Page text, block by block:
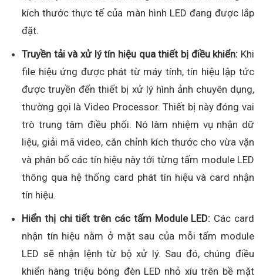
kích thước thực tế của màn hình LED đang được lắp
đặt.
Truyền tải và xử lý tín hiệu qua thiết bị điều khiển: Khi
file hiệu ứng được phát từ máy tính, tín hiệu lập tức
được truyền đến thiết bị xử lý hình ảnh chuyên dụng,
thường gọi là Video Processor. Thiết bị này đóng vai
trò trung tâm điều phối. Nó làm nhiệm vụ nhận dữ
liệu, giải mã video, căn chỉnh kích thước cho vừa vặn
và phân bổ các tín hiệu này tới từng tấm module LED
thông qua hệ thống card phát tín hiệu và card nhận
tín hiệu.
Hiển thị chi tiết trên các tấm Module LED: Các card
nhận tín hiệu nằm ở mặt sau của mỗi tấm module
LED sẽ nhận lệnh từ bộ xử lý. Sau đó, chúng điều
khiển hàng triệu bóng đèn LED nhỏ xíu trên bề mặt